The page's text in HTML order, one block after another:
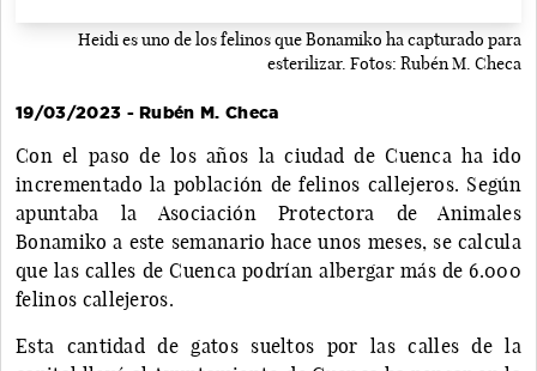
Heidi es uno de los felinos que Bonamiko ha capturado para
esterilizar. Fotos: Rubén M. Checa
19/03/2023 - Rubén M. Checa
Con el paso de los años la ciudad de Cuenca ha ido
incrementado la población de felinos callejeros. Según
apuntaba la Asociación Protectora de Animales
Bonamiko a este semanario hace unos meses, se calcula
que las calles de Cuenca podrían albergar más de 6.000
felinos callejeros.
Esta cantidad de gatos sueltos por las calles de la